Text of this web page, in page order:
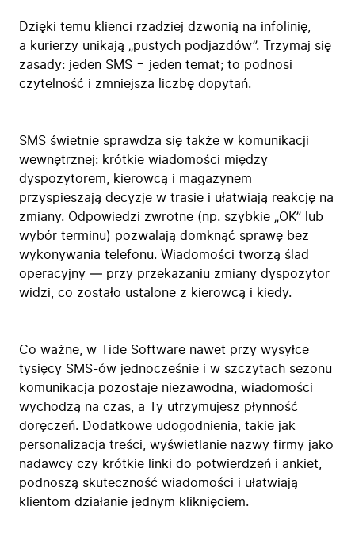
Dzięki temu klienci rzadziej dzwonią na infolinię,
a kurierzy unikają „pustych podjazdów”. Trzymaj się
zasady: jeden SMS = jeden temat; to podnosi
czytelność i zmniejsza liczbę dopytań.
SMS świetnie sprawdza się także w komunikacji
wewnętrznej: krótkie wiadomości między
dyspozytorem, kierowcą i magazynem
przyspieszają decyzje w trasie i ułatwiają reakcję na
zmiany. Odpowiedzi zwrotne (np. szybkie „OK” lub
wybór terminu) pozwalają domknąć sprawę bez
wykonywania telefonu. Wiadomości tworzą ślad
operacyjny — przy przekazaniu zmiany dyspozytor
widzi, co zostało ustalone z kierowcą i kiedy.
Co ważne, w Tide Software nawet przy wysyłce
tysięcy SMS-ów jednocześnie i w szczytach sezonu
komunikacja pozostaje niezawodna, wiadomości
wychodzą na czas, a Ty utrzymujesz płynność
doręczeń. Dodatkowe udogodnienia, takie jak
personalizacja treści, wyświetlanie nazwy firmy jako
nadawcy czy krótkie linki do potwierdzeń i ankiet,
podnoszą skuteczność wiadomości i ułatwiają
klientom działanie jednym kliknięciem.